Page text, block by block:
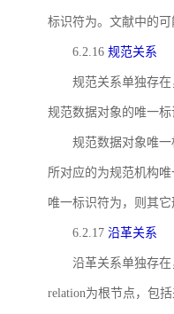
标识符为。文献中的
6.2.16 规范关系
规范关系单独存
规范数据对象的唯一
规范数据对象唯一
所对应的为规范机构
唯一标识符为，则其
6.2.17 沿革关系
沿革关系单独存
relation为根节点，包